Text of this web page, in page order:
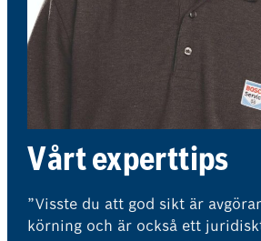
Vårt experttips
”Visste du att god sikt är
körning och är också ett